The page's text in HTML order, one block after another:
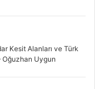
Kesit Alanları ve Türk
Uygun